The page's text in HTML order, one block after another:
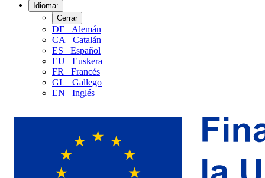
Idioma:
Cerrar
DE
Alemán
CA
Catalán
ES
Español
EU
Euskera
FR
Francés
GL
Gallego
EN
Inglés